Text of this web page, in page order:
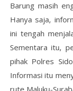
Barung masih
Hanya saja,
ini tengah
Sementara itu,
pihak Polres
Informasi itu
rute Maluku-